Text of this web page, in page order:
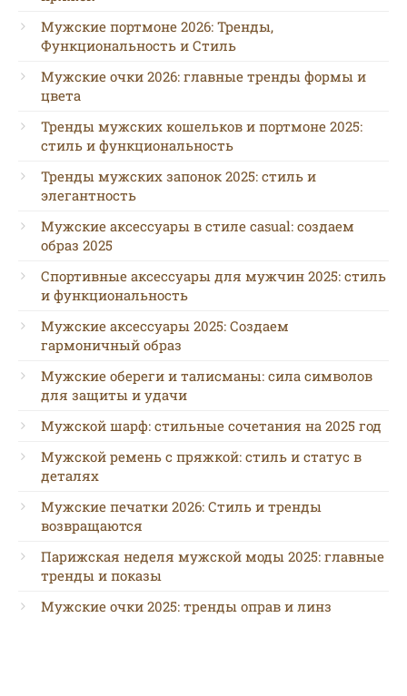
Мужские портмоне 2026: Тренды,
Функциональность и Стиль
Мужские очки 2026: главные тренды формы и
цвета
Тренды мужских кошельков и портмоне 2025:
стиль и функциональность
Тренды мужских запонок 2025: стиль и
элегантность
Мужские аксессуары в стиле casual: создаем
образ 2025
Спортивные аксессуары для мужчин 2025: стиль
и функциональность
Мужские аксессуары 2025: Создаем
гармоничный образ
Мужские обереги и талисманы: сила символов
для защиты и удачи
Мужской шарф: стильные сочетания на 2025 год
Мужской ремень с пряжкой: стиль и статус в
деталях
Мужские печатки 2026: Стиль и тренды
возвращаются
Парижская неделя мужской моды 2025: главные
тренды и показы
Мужские очки 2025: тренды оправ и линз